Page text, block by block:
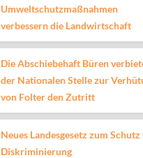
Umweltschutzmaßnahmen
verbessern die Landwirtschaft
Die Abschiebehaft Büren
der Nationalen Stelle zur
von Folter den Zutritt
Neues Landesgesetz zum
Diskriminierung